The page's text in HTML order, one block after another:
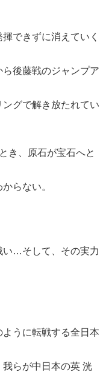
できずに消えていく
後藤戦のジャンプア
グで解き放たれてい
き、原石が宝石へと
らない。
い…そして、その実力
うに転戦する全日本
らが中日本の英 洸